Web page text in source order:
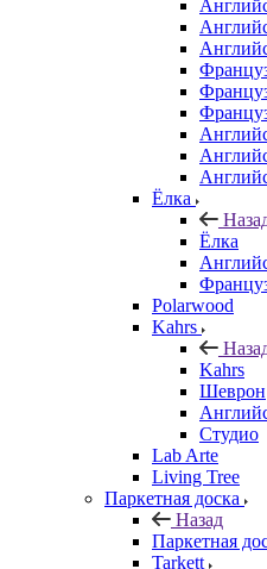
Ёлка
Ёлка
Polarwood
Kahrs
Kahrs
Шеврон
Студио
Lab Arte
Living Tree
Паркетная доска
Назад
Паркетная
Tarkett